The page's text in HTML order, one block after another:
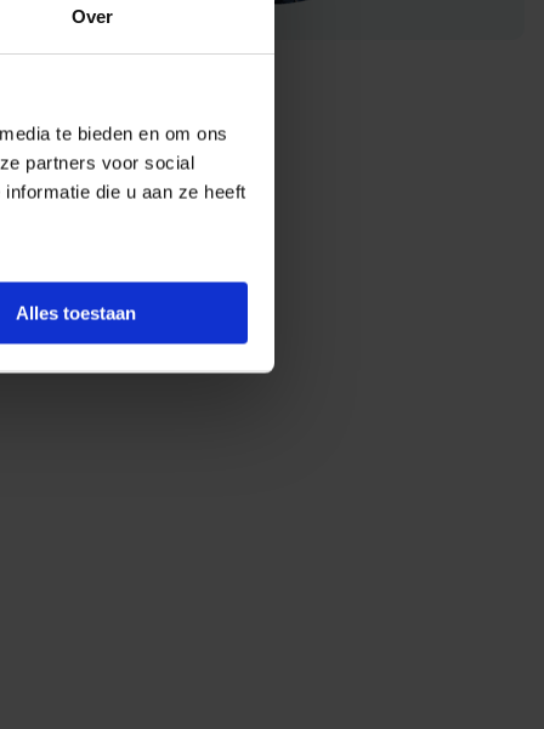
Over
te bieden en om ons
partners voor social
die u aan ze heeft
Alles toestaan